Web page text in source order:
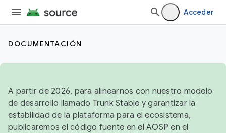
Acceder
DOCUMENTACIÓN
A partir de 2026, para alinearnos con nuestro modelo
de desarrollo llamado Trunk Stable y garantizar la
estabilidad de la plataforma para el ecosistema,
publicaremos el código fuente en el AOSP en el